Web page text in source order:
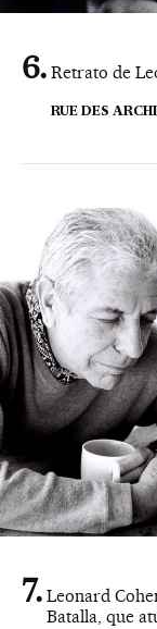
Retrato de
RUE DES
Leonard
Batalla, que